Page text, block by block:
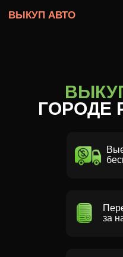
ВЫКУП АВТО
за
ГОРОДЕ